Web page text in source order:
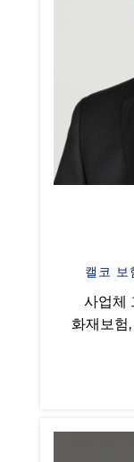
캘코
사업체
화재보험